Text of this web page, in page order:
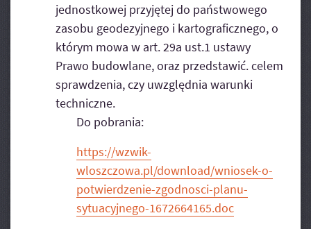
jednostkowej przyjętej do państwowego
zasobu geodezyjnego i kartograficznego, o
którym mowa w art. 29a ust.1 ustawy
Prawo budowlane, oraz przedstawić. celem
sprawdzenia, czy uwzględnia warunki
techniczne.
Do pobrania:
https://wzwik-
wloszczowa.pl/download/wniosek-o-
potwierdzenie-zgodnosci-planu-
sytuacyjnego-1672664165.doc